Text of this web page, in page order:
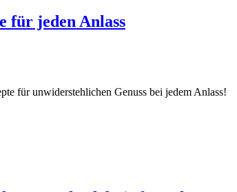
für jeden Anlass
für unwiderstehlichen Genuss bei jedem Anlass!